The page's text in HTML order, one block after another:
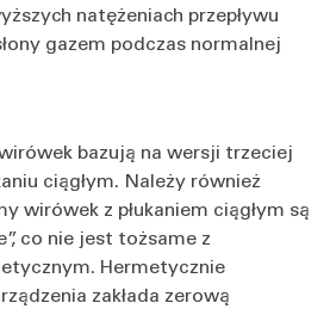
natężeniach przepływu
gazem podczas normalnej
bazują na wersji trzeciej
ciągłym. Należy również
wirówek z płukaniem ciągłym są
co nie jest tożsame z
Hermetycznie
zakłada zerową